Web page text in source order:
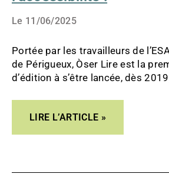
Le 11/06/2025
Portée par les travailleurs de
de Périgueux, Òser Lire est la
d’édition à s’être lancée, dès
à un partenariat avec Cortex média.
LIRE L’ARTICLE »